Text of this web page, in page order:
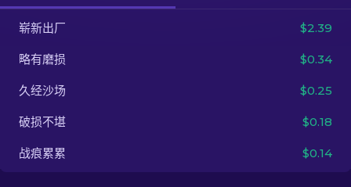
其他
崭新出厂 $2.39
略有磨损 $0.34
久经沙场 $0.25
破损不堪 $0.18
战痕累累 $0.14